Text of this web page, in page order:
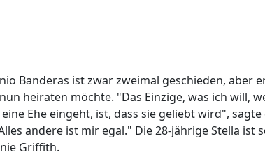
Banderas ist zwar zweimal geschieden, aber
heiraten möchte. "Das Einzige, was ich will,
Ehe eingeht, ist, dass sie geliebt wird", sagte
andere ist mir egal." Die 28-jährige Stella ist
Griffith.